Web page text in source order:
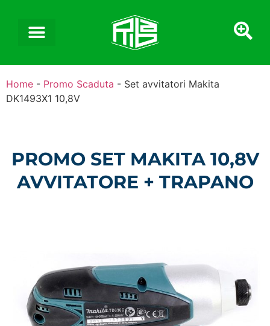
Home - Promo Scaduta - Set avvitatori Makita
DK1493X1 10,8V
PROMO SET MAKITA 10,8V
AVVITATORE + TRAPANO